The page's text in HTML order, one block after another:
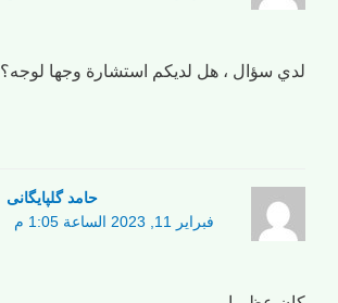
لدي سؤال ، هل لديكم استشارة وجها لوجه؟
حامد گلپایگانی
فبراير 11, 2023 الساعة 1:05 م